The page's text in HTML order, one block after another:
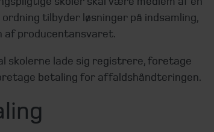
tilbyder løsninger på indsamling,
af producentansvaret.
skolerne lade sig registrere, foretage
betaling for affaldshåndteringen.